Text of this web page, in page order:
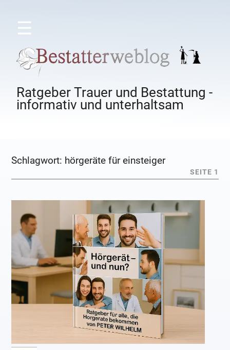
☰
Ratgeber Trauer und Bestattung -
informativ und unterhaltsam
Schlagwort: hörgeräte für einsteiger
SEITE 1